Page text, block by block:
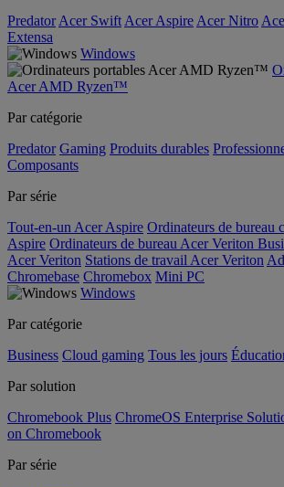
Predator Acer Swift Acer Aspire Acer Nitro
Extensa
Windows
Acer AMD Ryzen™
Par catégorie
Predator Gaming Produits durables
Composants
Par série
Tout-en-un Acer Aspire Ordinateurs de bureau
Aspire Ordinateurs de bureau Acer Veriton
Acer Veriton Stations de travail Acer Veriton
Chromebase Chromebox Mini PC
Windows
Par catégorie
Business Cloud gaming Tous les jours
Par solution
Chromebook Plus ChromeOS Enterprise
on Chromebook
Par série